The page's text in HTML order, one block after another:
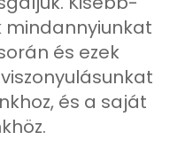
és ezek
és a saját